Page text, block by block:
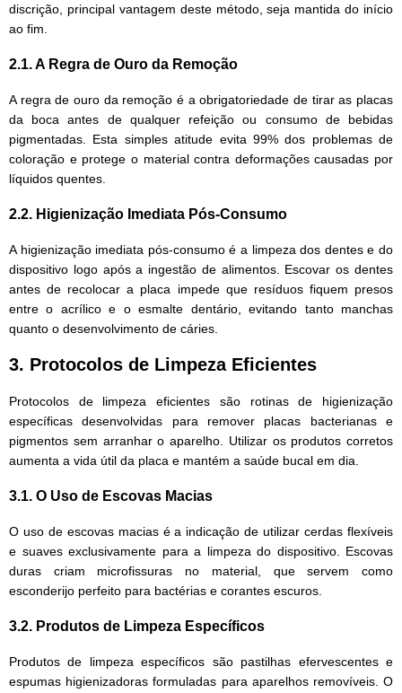
discrição, principal vantagem deste método, seja mantida do início
ao fim.
2.1. A Regra de Ouro da Remoção
A regra de ouro da remoção é a obrigatoriedade de tirar as placas
da boca antes de qualquer refeição ou consumo de bebidas
pigmentadas. Esta simples atitude evita 99% dos problemas de
coloração e protege o material contra deformações causadas por
líquidos quentes.
2.2. Higienização Imediata Pós-Consumo
A higienização imediata pós-consumo é a limpeza dos dentes e do
dispositivo logo após a ingestão de alimentos. Escovar os dentes
antes de recolocar a placa impede que resíduos fiquem presos
entre o acrílico e o esmalte dentário, evitando tanto manchas
quanto o desenvolvimento de cáries.
3. Protocolos de Limpeza Eficientes
Protocolos de limpeza eficientes são rotinas de higienização
específicas desenvolvidas para remover placas bacterianas e
pigmentos sem arranhar o aparelho. Utilizar os produtos corretos
aumenta a vida útil da placa e mantém a saúde bucal em dia.
3.1. O Uso de Escovas Macias
O uso de escovas macias é a indicação de utilizar cerdas flexíveis
e suaves exclusivamente para a limpeza do dispositivo. Escovas
duras criam microfissuras no material, que servem como
esconderijo perfeito para bactérias e corantes escuros.
3.2. Produtos de Limpeza Específicos
Produtos de limpeza específicos são pastilhas efervescentes e
espumas higienizadoras formuladas para aparelhos removíveis. O